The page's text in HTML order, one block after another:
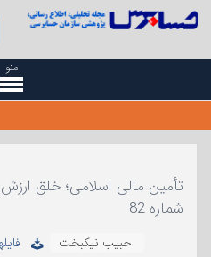
منو
تأمین مالی اسلامی؛ خلق
شماره 82
حبیب نیکبخت